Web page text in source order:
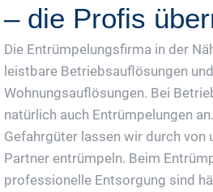
– die Profis
Die Entrümpelungsfirma in der
leistbare Betriebsauflösungen und
Wohnungsauflösungen. Bei
natürlich auch Entrümpelungen
Gefahrgüter lassen wir durch von
Partner entrümpeln. Beim
professionelle Entsorgung sind